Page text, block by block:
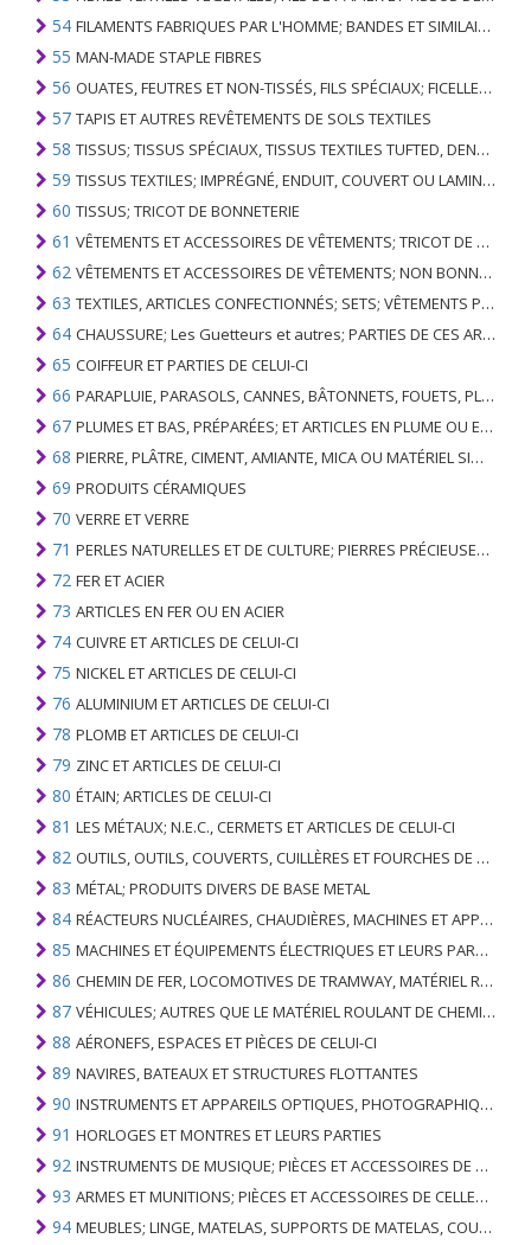
54 FILAMENTS FABRIQUES PAR L'HOMME; BANDES ET SIMILAIRES DE MATIERES TEXTILES SYNTHETIQUES
55 MAN-MADE STAPLE FIBRES
56 OUATES, FEUTRES ET NON-TISSÉS, FILS SPÉCIAUX; FICELLES, CORDES, CORDES, CÂBLES ET ARTICLES ASSOCIÉS
57 TAPIS ET AUTRES REVÊTEMENTS DE SOLS TEXTILES
58 TISSUS; TISSUS SPÉCIAUX, TISSUS TEXTILES TUFTED, DENTELLE, TAPISSERIES, GARNITURES, BRODERIES
59 TISSUS TEXTILES; IMPRÉGNÉ, ENDUIT, COUVERT OU LAMINÉ; ARTICLES TEXTILES D'UN TYPE ADAPTÉ À L'USAGE INDUSTRIEL
60 TISSUS; TRICOT DE BONNETERIE
61 VÊTEMENTS ET ACCESSOIRES DE VÊTEMENTS; TRICOT DE BONNETERIE
62 VÊTEMENTS ET ACCESSOIRES DE VÊTEMENTS; NON BONNETERIE
63 TEXTILES, ARTICLES CONFECTIONNÉS; SETS; VÊTEMENTS PORTÉS ET ARTICLES TEXTILES USÉS; RAGS
64 CHAUSSURE; Les Guetteurs et autres; PARTIES DE CES ARTICLES
65 COIFFEUR ET PARTIES DE CELUI-CI
66 PARAPLUIE, PARASOLS, CANNES, BÂTONNETS, FOUETS, PLANTES DE CONDUITE; ET LEURS PARTIES
67 PLUMES ET BAS, PRÉPARÉES; ET ARTICLES EN PLUME OU EN BAS; FLEURS ARTIFICIELLES; ARTICLES DE CHEVEUX HUMAINS
68 PIERRE, PLÂTRE, CIMENT, AMIANTE, MICA OU MATÉRIEL SIMILAIRE; ARTICLES DE CELUI-CI
69 PRODUITS CÉRAMIQUES
70 VERRE ET VERRE
71 PERLES NATURELLES ET DE CULTURE; PIERRES PRÉCIEUSES, SEMI-PRÉCIEUSES; MÉTAUX PRÉCIEUX, PLAQUÉS OU DOUBLÉS DE MÉTAUX PRÉCIEUX ET OUVRAGES EN CES MATIÈRES; IMITATION BIJOUTERIE; PIÈCE DE MONNAIE
72 FER ET ACIER
73 ARTICLES EN FER OU EN ACIER
74 CUIVRE ET ARTICLES DE CELUI-CI
75 NICKEL ET ARTICLES DE CELUI-CI
76 ALUMINIUM ET ARTICLES DE CELUI-CI
78 PLOMB ET ARTICLES DE CELUI-CI
79 ZINC ET ARTICLES DE CELUI-CI
80 ÉTAIN; ARTICLES DE CELUI-CI
81 LES MÉTAUX; N.E.C., CERMETS ET ARTICLES DE CELUI-CI
82 OUTILS, OUTILS, COUVERTS, CUILLÈRES ET FOURCHES DE MÉTAUX DE BASE; PARTIES DE CELLES-CI, EN METAL DE BASE
83 MÉTAL; PRODUITS DIVERS DE BASE METAL
84 RÉACTEURS NUCLÉAIRES, CHAUDIÈRES, MACHINES ET APPAREILS MÉCANIQUES; PARTIES DE CELLES-CI
85 MACHINES ET ÉQUIPEMENTS ÉLECTRIQUES ET LEURS PARTIES; ENREGISTREURS ET REPRODUCTEURS SONORES; APPAREILS D'ENREGISTREMENT OU DE REPRODUCTION DES IMAGES ET DU SON EN TÉLÉVISION, PIÈCES ET ACCESSOIRES DE TELS ARTICLES
86 CHEMIN DE FER, LOCOMOTIVES DE TRAMWAY, MATÉRIEL ROULANT ET LEURS PARTIES; RACCORDS DE CHEMIN DE FER OU DE TRAMWAY ET RACCORDS ET PIÈCES DE CELLES-CI; ÉQUIPEMENT DE SIGNALISATION DE TRAFIC MÉCANIQUE (Y COMPRIS ÉLECTRO-MÉCANIQUE) DE TOUS TYPES
87 VÉHICULES; AUTRES QUE LE MATÉRIEL ROULANT DE CHEMIN DE FER OU DE TRAMWAY, ET LEURS PIÈCES ET ACCESSOIRES
88 AÉRONEFS, ESPACES ET PIÈCES DE CELUI-CI
89 NAVIRES, BATEAUX ET STRUCTURES FLOTTANTES
90 INSTRUMENTS ET APPAREILS OPTIQUES, PHOTOGRAPHIQUES, CINÉMATOGRAPHIQUES, DE MESURE, DE CONTRÔLE, DE MÉDECINE OU DE CHIRURGIE; PIÈCES ET ACCESSOIRES
91 HORLOGES ET MONTRES ET LEURS PARTIES
92 INSTRUMENTS DE MUSIQUE; PIÈCES ET ACCESSOIRES DE TELS ARTICLES
93 ARMES ET MUNITIONS; PIÈCES ET ACCESSOIRES DE CELLES-CI
94 MEUBLES; LINGE, MATELAS, SUPPORTS DE MATELAS, COUSSINS ET AMEUBLEMENT SIMILAIRE FARCI; LAMPES ET RACCORDS D'ÉCLAIRAGE, N.E.C .; SIGNES LUMINEUSES, PLAQUES DE NOMS LUMINEUSES ET SIMILAIRES; BÂTIMENTS PRÉFABRIQUÉS